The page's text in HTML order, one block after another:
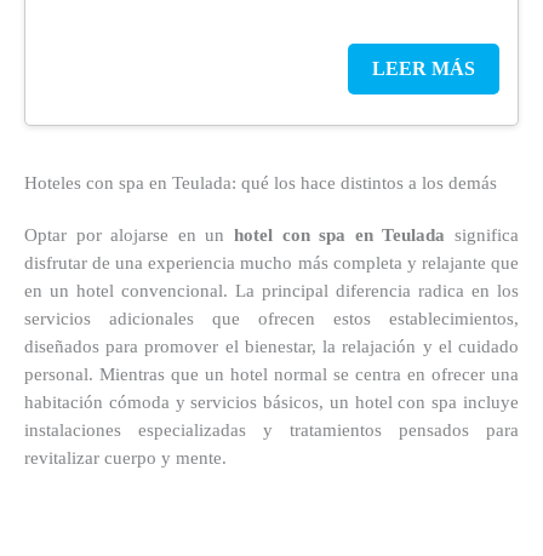
LEER MÁS
Hoteles con spa en Teulada: qué los hace distintos a los demás
Optar por alojarse en un hotel con spa en Teulada significa
disfrutar de una experiencia mucho más completa y relajante que
en un hotel convencional. La principal diferencia radica en los
servicios adicionales que ofrecen estos establecimientos,
diseñados para promover el bienestar, la relajación y el cuidado
personal. Mientras que un hotel normal se centra en ofrecer una
habitación cómoda y servicios básicos, un hotel con spa incluye
instalaciones especializadas y tratamientos pensados para
revitalizar cuerpo y mente.